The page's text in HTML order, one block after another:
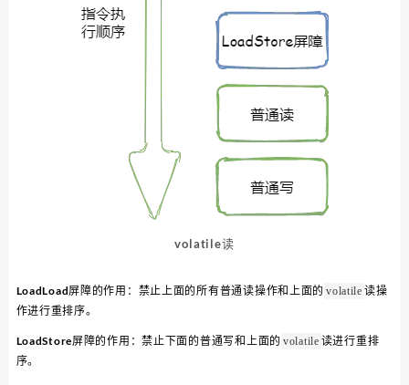
volatile读
LoadLoad屏障的作用：禁止上面的所有普通读操作和上面的 volatile 读操
作进行重排序。
LoadStore屏障的作用：禁止下面的普通写和上面的 volatile 读进行重排
序。